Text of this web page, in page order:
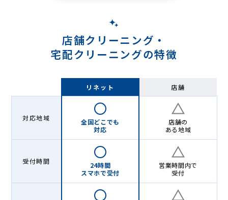
店舗クリーニング・
宅配クリーニングの特徴
リネット 店舗
対応地域
全国どこでも
対応
店舗の
ある地域
受付時間
24時間
スマホで受付
営業時間内で
受付